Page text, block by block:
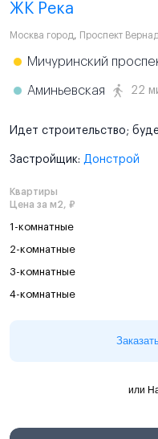
ЖК Река
Москва город, Проспект
Мичуринский
Аминьевская 22
Идет строительство;
Застройщик: Донстрой
Квартиры
Цена за м2, ₽
1-комнатные
2-комнатные
3-комнатные
4-комнатные
или